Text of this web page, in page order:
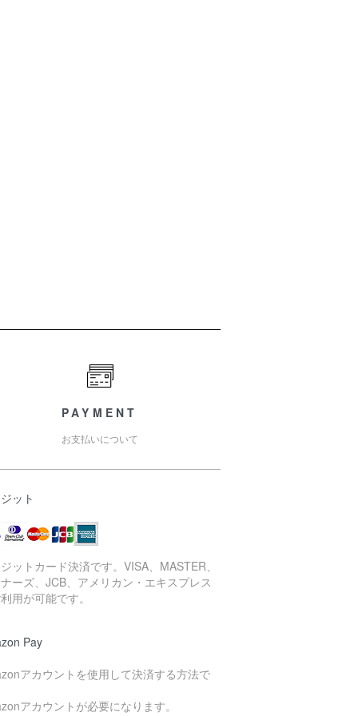
PAYMENT
お支払いについて
ット
ットカード決済です。VISA、MASTER、
ーズ、JCB、アメリカン・エキスプレス
用が可能です。
Pay
アカウントを使用して決済する方法で
アカウントが必要になります。